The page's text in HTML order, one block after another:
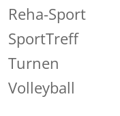
Reha-Sport
SportTreff
Turnen
Volleyball